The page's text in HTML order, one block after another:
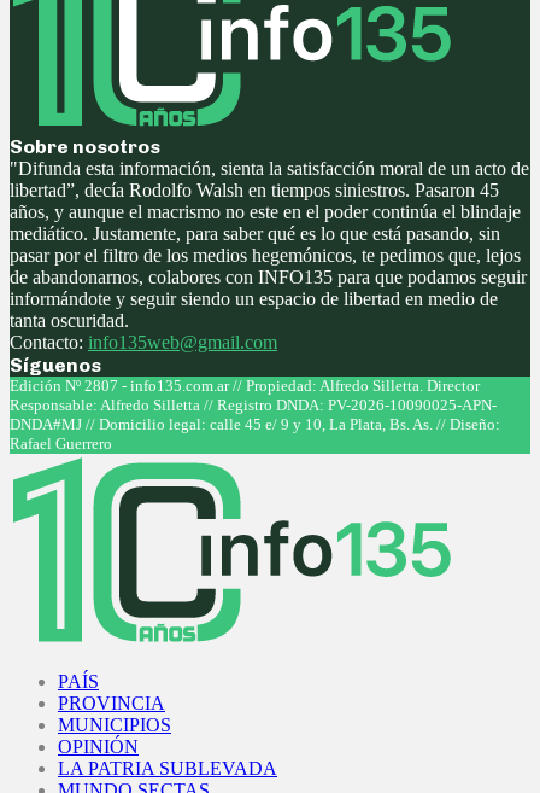
Sobre nosotros
"Difunda esta información, sienta la satisfacción moral de un acto de
libertad”, decía Rodolfo Walsh en tiempos siniestros. Pasaron 45
años, y aunque el macrismo no este en el poder continúa el blindaje
mediático. Justamente, para saber qué es lo que está pasando, sin
pasar por el filtro de los medios hegemónicos, te pedimos que, lejos
de abandonarnos, colabores con INFO135 para que podamos seguir
informándote y seguir siendo un espacio de libertad en medio de
tanta oscuridad.
Contacto: info135web@gmail.com
Síguenos
Facebook
Twitter
Instagram
Youtube
Edición Nº 2807 - info135.com.ar // Propiedad: Alfredo Silletta. Director
Responsable: Alfredo Silletta // Registro DNDA: PV-2026-10090025-APN-
DNDA#MJ // Domicilio legal: calle 45 e/ 9 y 10, La Plata, Bs. As. // Diseño:
Rafael Guerrero
PAÍS
PROVINCIA
MUNICIPIOS
OPINIÓN
LA PATRIA SUBLEVADA